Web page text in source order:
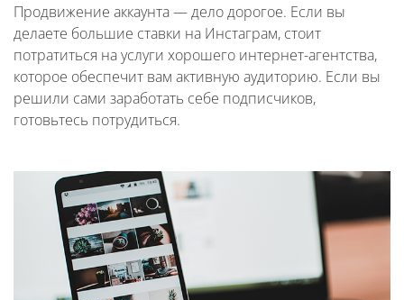
Продвижение аккаунта — дело дорогое. Если вы
делаете большие ставки на Инстаграм, стоит
потратиться на услуги хорошего интернет-агентства,
которое обеспечит вам активную аудиторию. Если вы
решили сами заработать себе подписчиков,
готовьтесь потрудиться.